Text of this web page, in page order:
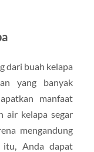
dari buah kelapa
yang banyak
manfaat
air kelapa segar
mengandung
itu, Anda dapat